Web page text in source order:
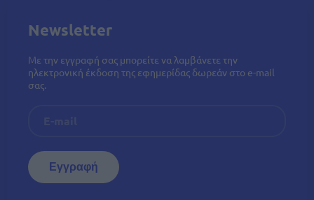
Newsletter
Με την εγγραφή σας μπορείτε να λαμβάνετε την
ηλεκτρονική έκδοση της εφημερίδας δωρεάν στο e-mail
σας.